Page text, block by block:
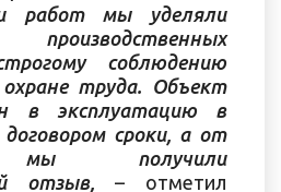
работ мы уделяли
производственных
соблюдению
труда. Объект
в эксплуатацию в
сроки, а от
мы получили
отзыв, – отметил